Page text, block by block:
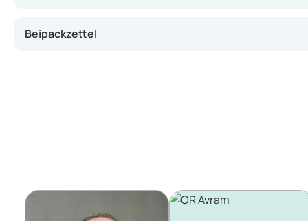
Beipackzettel